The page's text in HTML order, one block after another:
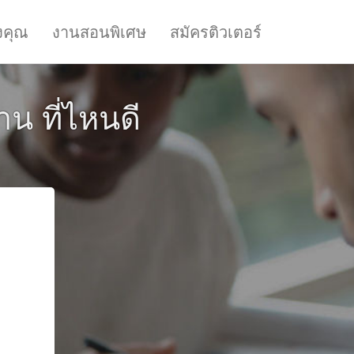
คุณ งานสอนพิเศษ สมัครติวเตอร์
น ที่ไหนดี